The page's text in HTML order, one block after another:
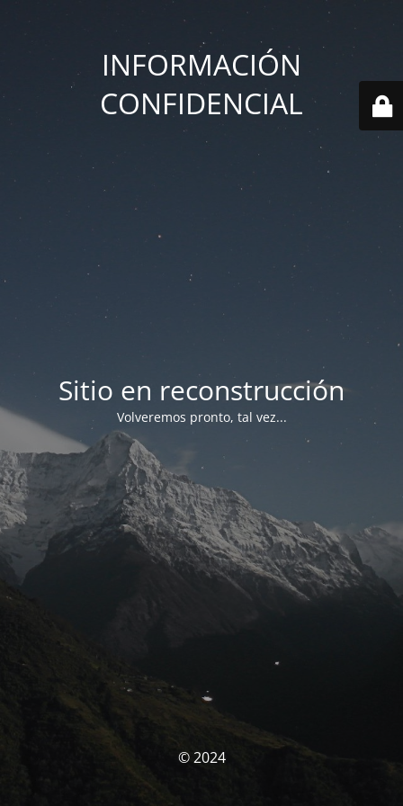
INFORMACIÓN
CONFIDENCIAL
Sitio en reconstrucción
Volveremos pronto, tal vez...
© 2024